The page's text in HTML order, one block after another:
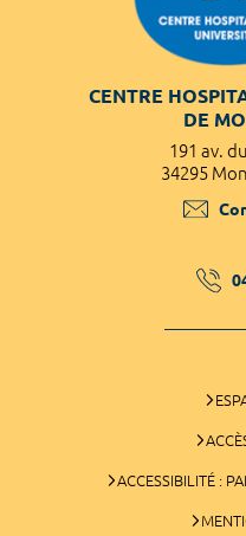
CENTRE
DE
191 av.
34295
ACCESSIBILITÉ :